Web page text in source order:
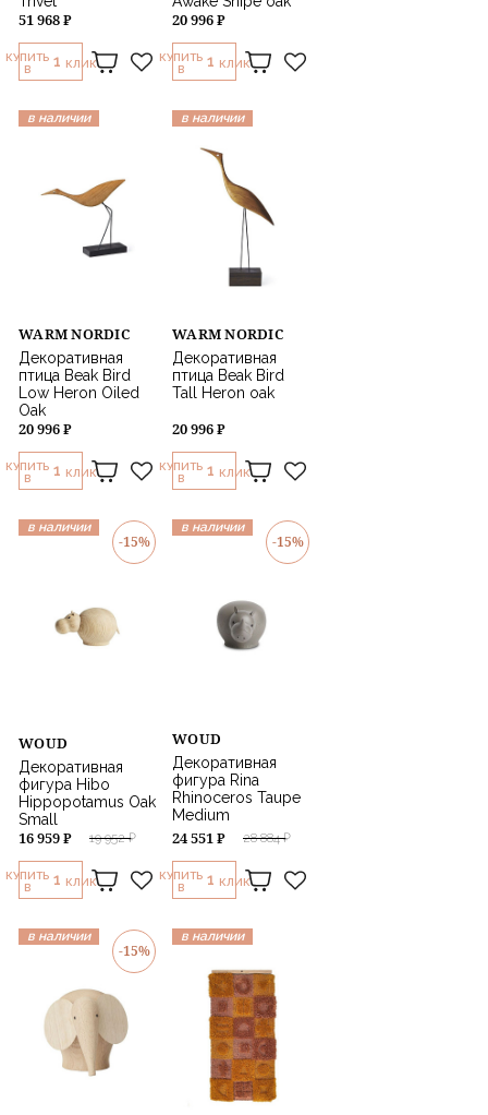
51 968 ₽
КУПИТЬ
В
1 КЛИК
20 996 ₽
КУПИТЬ
В
1 КЛИК
в наличии
WARM NORDIC
Декоративная
птица Beak Bird
Low Heron Oiled
Oak
20 996 ₽
КУПИТЬ
В
1 КЛИК
в наличии
WARM NORDIC
Декоративная
птица Beak Bird
Tall Heron oak
20 996 ₽
КУПИТЬ
В
1 КЛИК
в наличии
-15%
WOUD
Декоративная
фигура Hibo
Hippopotamus Oak
Small
19 952 ₽
16 959 ₽
КУПИТЬ
В
1 КЛИК
в наличии
-15%
WOUD
Декоративная
фигура Rina
Rhinoceros Taupe
Medium
28 884 ₽
24 551 ₽
КУПИТЬ
В
1 КЛИК
в наличии
-15%
в наличии